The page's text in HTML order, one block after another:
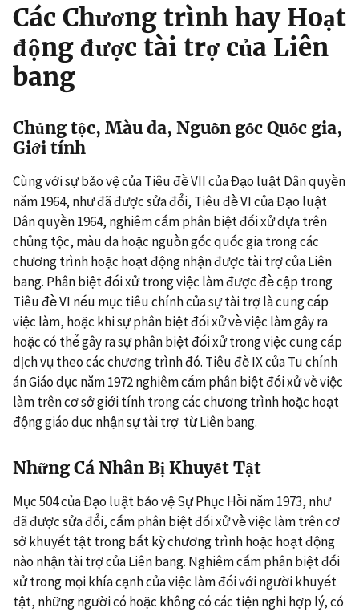
Các Chương trình hay Hoạt
động được tài trợ của Liên
bang
Chủng tộc, Màu da, Nguồn gốc Quốc gia,
Giới tính
Cùng với sự bảo vệ của Tiêu đề VII của Đạo luật Dân quyền
năm 1964, như đã được sửa đổi, Tiêu đề VI của Đạo luật
Dân quyền 1964, nghiêm cấm phân biệt đối xử dựa trên
chủng tộc, màu da hoặc nguồn gốc quốc gia trong các
chương trình hoặc hoạt động nhận được tài trợ của Liên
bang. Phân biệt đối xử trong việc làm được đề cập trong
Tiêu đề VI nếu mục tiêu chính của sự tài trợ là cung cấp
việc làm, hoặc khi sự phân biệt đối xử về việc làm gây ra
hoặc có thể gây ra sự phân biệt đối xử trong việc cung cấp
dịch vụ theo các chương trình đó. Tiêu đề IX của Tu chính
án Giáo dục năm 1972 nghiêm cấm phân biệt đối xử về việc
làm trên cơ sở giới tính trong các chương trình hoặc hoạt
động giáo dục nhận sự tài trợ từ Liên bang.
Những Cá Nhân Bị Khuyết Tật
Mục 504 của Đạo luật bảo vệ Sự Phục Hồi năm 1973, như
đã được sửa đổi, cấm phân biệt đối xử về việc làm trên cơ
sở khuyết tật trong bất kỳ chương trình hoặc hoạt động
nào nhận tài trợ của Liên bang. Nghiêm cấm phân biệt đối
xử trong mọi khía cạnh của việc làm đối với người khuyết
tật, những người có hoặc không có các tiện nghi hợp lý, có